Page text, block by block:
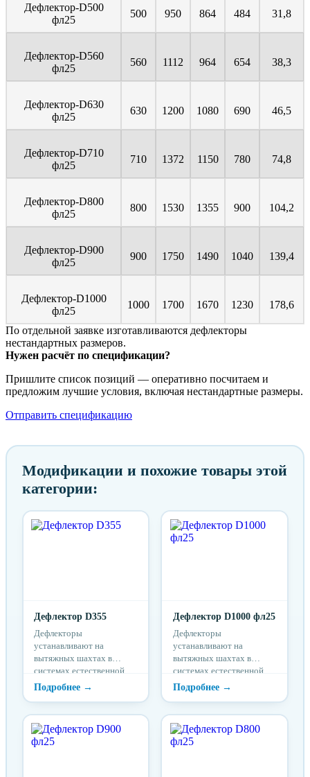
Дефлектор-D500
фл25
500 950 864 484 31,8
Дефлектор-D560
фл25
560 1112 964 654 38,3
Дефлектор-D630
фл25
630 1200 1080 690 46,5
Дефлектор-D710
фл25
710 1372 1150 780 74,8
Дефлектор-D800
фл25
800 1530 1355 900 104,2
Дефлектор-D900
фл25
900 1750 1490 1040 139,4
Дефлектор-D1000
фл25
1000 1700 1670 1230 178,6
По отдельной заявке изготавливаются дефлекторы
нестандартных размеров.
Нужен расчёт по спецификации?
Пришлите список позиций — оперативно посчитаем и
предложим лучшие условия, включая нестандартные размеры.
Отправить спецификацию
Модификации и похожие товары этой
категории:
Дефлектор D355
Дефлекторы
устанавливают на
вытяжных шахтах в
системах естественной
вентиляции для усиления
тяги.
Дефлектор D1000 фл25
Дефлекторы
устанавливают на
вытяжных шахтах в
системах естественной
вентиляции для усиления
тяги.